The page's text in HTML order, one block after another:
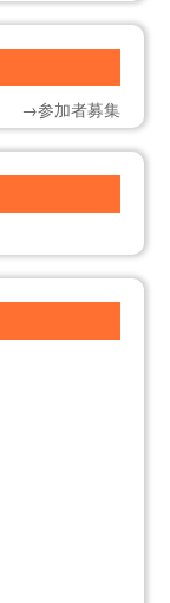
→参加者募集